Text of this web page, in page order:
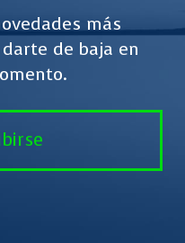
más
de baja en